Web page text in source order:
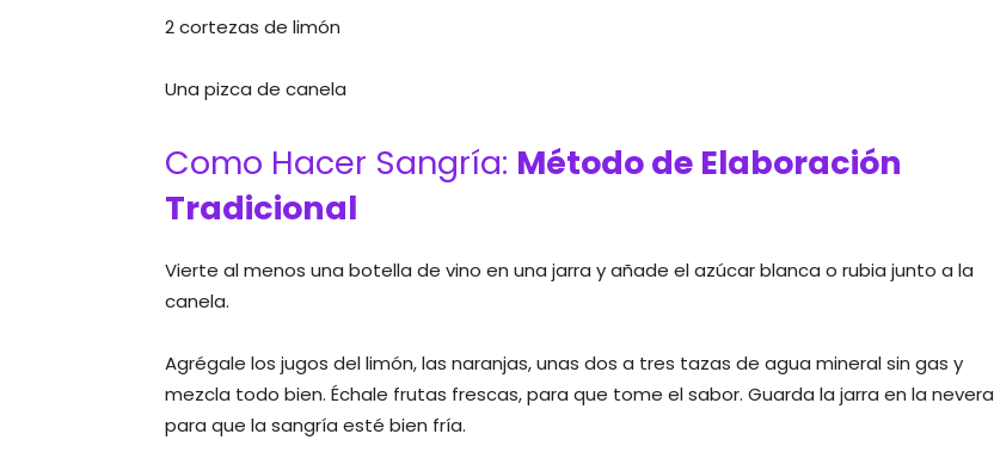
2 cortezas de limón
Una pizca de canela
Como Hacer Sangría: Método de Elaboración
Tradicional
Vierte al menos una botella de vino en una jarra y añade el azúcar blanca o rubia junto a la
canela.
Agrégale los jugos del limón, las naranjas, unas dos a tres tazas de agua mineral sin gas y
mezcla todo bien. Échale frutas frescas, para que tome el sabor. Guarda la jarra en la nevera
para que la sangría esté bien fría.